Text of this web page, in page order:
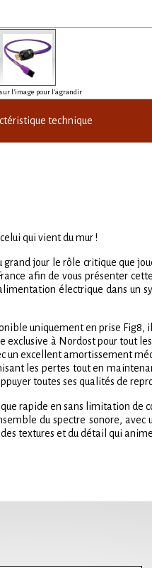
l'image pour l'agrandir
technique
qui vient du mur !
jour le rôle critique que
afin de vous présenter
électrique dans un
uniquement en prise Fig8,
exclusive à Nordost pour tout
excellent amortissement
les pertes tout en
toutes ses qualités de
rapide en sans limitation de
du spectre sonore,
textures et du détail qui